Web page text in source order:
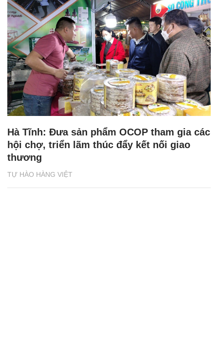
TỰ HÀO HÀNG VIỆT
Hà Tĩnh: Đưa sản phẩm OCOP tham gia các
hội chợ, triển lãm thúc đẩy kết nối giao
thương